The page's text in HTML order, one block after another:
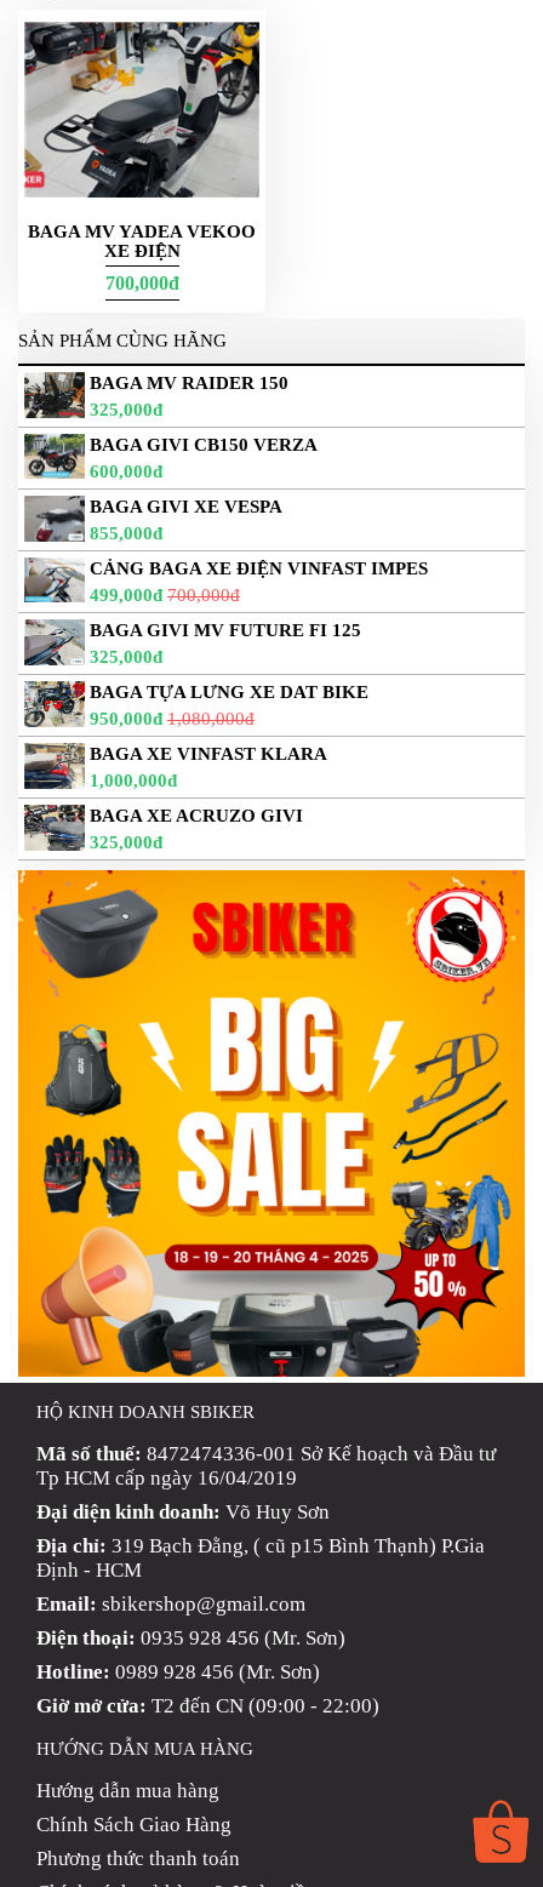
BAGA MV YADEA VEKOO
XE ĐIỆN
700,000đ
SẢN PHẨM CÙNG HÃNG
BAGA MV RAIDER 150
325,000đ
BAGA GIVI CB150 VERZA
600,000đ
BAGA GIVI XE VESPA
855,000đ
CẢNG BAGA XE ĐIỆN VINFAST IMPES
499,000đ 700,000đ
BAGA GIVI MV FUTURE FI 125
325,000đ
BAGA TỰA LƯNG XE DAT BIKE
950,000đ 1,080,000đ
BAGA XE VINFAST KLARA
1,000,000đ
BAGA XE ACRUZO GIVI
325,000đ
HỘ KINH DOANH SBIKER
Mã số thuế: 8472474336-001 Sở Kế hoạch và Đầu tư
Tp HCM cấp ngày 16/04/2019
Đại diện kinh doanh: Võ Huy Sơn
Địa chỉ: 319 Bạch Đằng, ( cũ p15 Bình Thạnh) P.Gia
Định - HCM
Email: sbikershop@gmail.com
Điện thoại: 0935 928 456 (Mr. Sơn)
Hotline: 0989 928 456 (Mr. Sơn)
Giờ mở cửa: T2 đến CN (09:00 - 22:00)
HƯỚNG DẪN MUA HÀNG
Hướng dẫn mua hàng
Chính Sách Giao Hàng
Phương thức thanh toán